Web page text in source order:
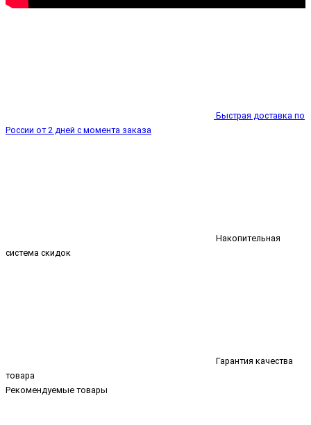
Быстрая доставка по
России от 2 дней с момента заказа
Накопительная
система скидок
Гарантия качества
товара
Рекомендуемые товары